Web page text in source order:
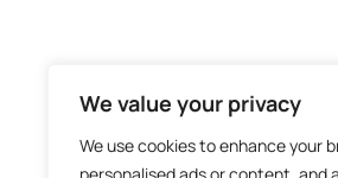
We value your privacy
We use cookies to enhance your